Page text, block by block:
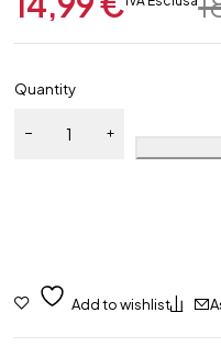
Quantity